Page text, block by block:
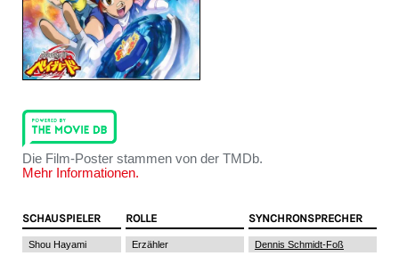
Die Film-Poster stammen von der TMDb.
Mehr Informationen.
SCHAUSPIELER ROLLE SYNCHRONSPRECHER
Shou Hayami Erzähler
Dennis Schmidt-Foß